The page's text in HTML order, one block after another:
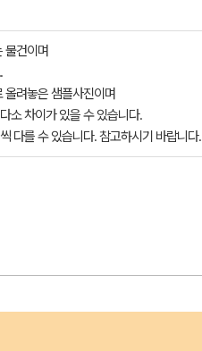
물건이며
려놓은 샘플사진이며
소 차이가 있을 수 있습니다.
다를 수 있습니다. 참고하시기 바랍니다.